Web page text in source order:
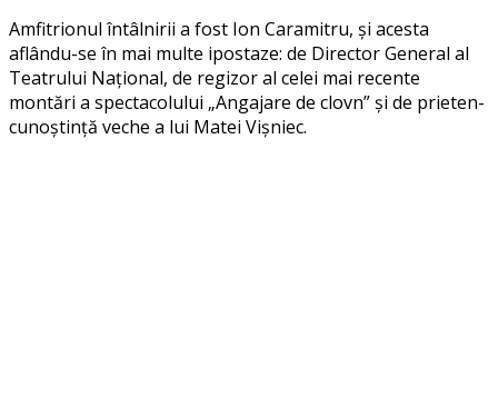
Amfitrionul întâlnirii a fost Ion Caramitru, și acesta
aflându-se în mai multe ipostaze: de Director General al
Teatrului Național, de regizor al celei mai recente
montări a spectacolului „Angajare de clovn” și de prieten-
cunoștință veche a lui Matei Vișniec.